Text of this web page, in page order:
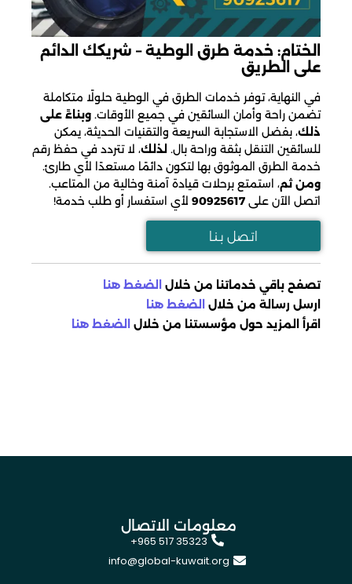
الختام: خدمة طرق الوطية – شريكك الدائم
على الطريق
في النهاية، توفر خدمات الطرق في الوطية حلولًا متكاملة
تضمن راحة وأمان السائقين في جميع الأوقات. وبناءً على
ذلك، بفضل الاستجابة السريعة والتقنيات الحديثة، يمكن
للسائقين التنقل بثقة وراحة بال. لذلك، لا تتردد في حفظ رقم
خدمة الطرق الموثوق بها لتكون دائمًا مستعدًا لأي طارئ.
ومن ثم، استمتع برحلات قيادة آمنة وخالية من المتاعب.
اتصل الآن على 90925617 لأي استفسار أو طلب خدمة!
اتـصل بـنـا
تصفح باقي خدماتنا من خلال الضغط هنا
ارسل رسالة من خلال
الضغط هنا
اقرأ المزيد حول مؤسستنا من خلال
الضغط هنا
معلومات الاتصال
+965 517 35323
info@global-kuwait.org